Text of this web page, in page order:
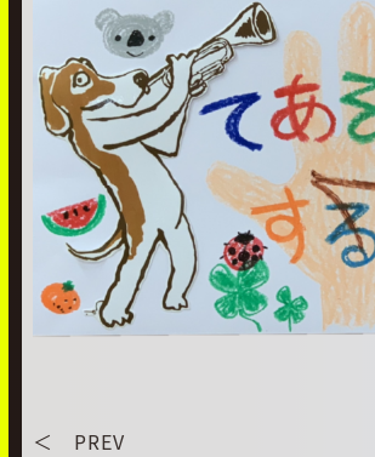
＜ PREV